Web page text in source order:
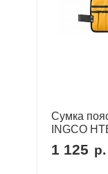
Сумка
INGCO
1 125 р.